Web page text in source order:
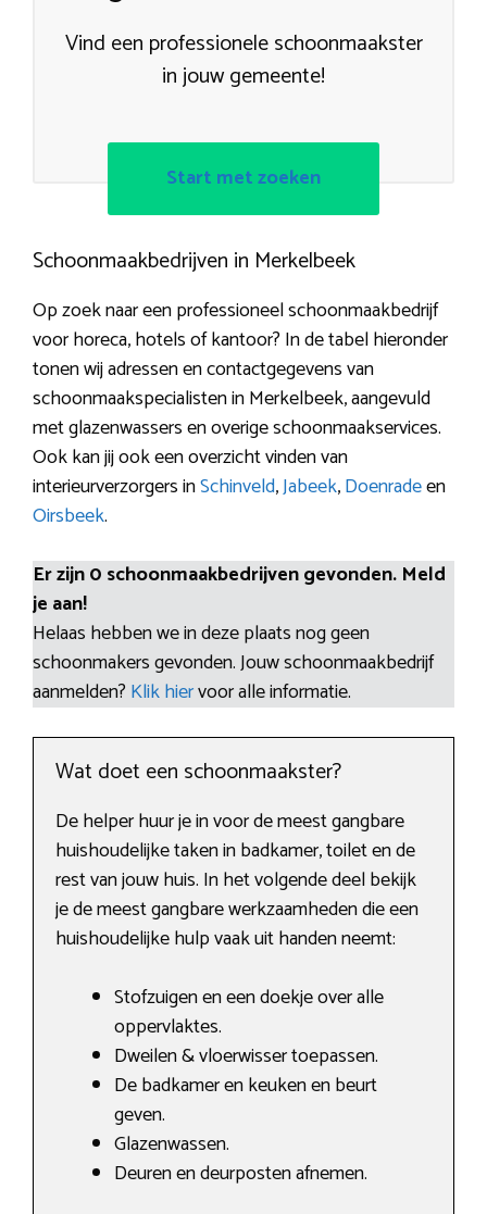
Vind een professionele schoonmaakster
in jouw gemeente!
Start met zoeken
Schoonmaakbedrijven in Merkelbeek
Op zoek naar een professioneel schoonmaakbedrijf
voor horeca, hotels of kantoor? In de tabel hieronder
tonen wij adressen en contactgegevens van
schoonmaakspecialisten in Merkelbeek, aangevuld
met glazenwassers en overige schoonmaakservices.
Ook kan jij ook een overzicht vinden van
interieurverzorgers inSchinveld,Jabeek,Doenradeen
Oirsbeek.
Er zijn 0 schoonmaakbedrijven gevonden. Meld
je aan!
Helaas hebben we in deze plaats nog geen
schoonmakers gevonden. Jouw schoonmaakbedrijf
aanmelden? Klik hiervoor alle informatie.
Wat doet een schoonmaakster?
De helper huur je in voor de meest gangbare
huishoudelijke taken in badkamer, toilet en de
rest van jouw huis. In het volgende deel bekijk
je de meest gangbare werkzaamheden die een
huishoudelijke hulp vaak uit handen neemt:
Stofzuigen en een doekje over alle
oppervlaktes.
Dweilen & vloerwisser toepassen.
De badkamer en keuken en beurt
geven.
Glazenwassen.
Deuren en deurposten afnemen.